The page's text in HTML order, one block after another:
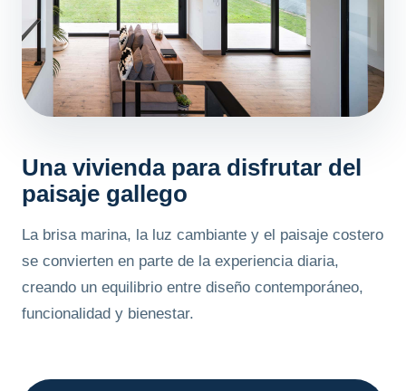
Una vivienda para disfrutar del
paisaje gallego
La brisa marina, la luz cambiante y el paisaje costero
se convierten en parte de la experiencia diaria,
creando un equilibrio entre diseño contemporáneo,
funcionalidad y bienestar.